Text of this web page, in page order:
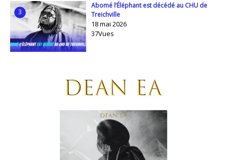
3
Abomé l’Éléphant est décédé au CHU de
Treichville
18 mai 2026
37Vues